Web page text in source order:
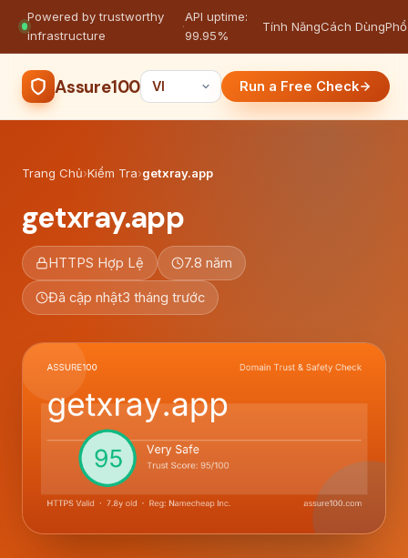
Powered by trustworthy
infrastructure
·
API uptime:
99.95%
Tính NăngCách Dùng
Assure100 Run a Free Check
Trang Chủ›Kiểm Tra›getxray.app
getxray.app
HTTPS Hợp Lệ 7.8 năm
Đã cập nhật3 tháng trước